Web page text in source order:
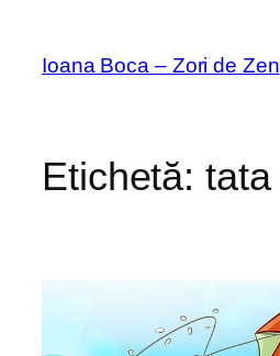
conținut
Ioana Boca – Zori de Zen
Etichetă: tata